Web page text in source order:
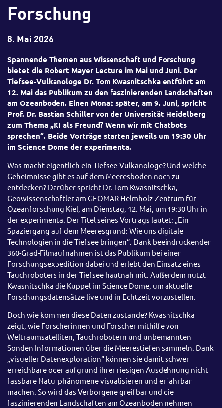
Forschung
8. Mai 2026
Spannende Themen aus Wissenschaft und Forschung
bietet die Robert Mayer Lecture im Mai und Juni. Der
Tiefsee-Vulkanologe Dr. Tom Kwasnitschka entführt am
12. Mai das Publikum zu den faszinierenden Landschaften
am Ozeanboden. Einen Monat später, am 9. Juni, spricht
Prof. Dr. Bastian Schiller von der Universität Heidelberg
zum Thema „KI als Freund? Wenn wir mit Chatbots
sprechen“. Beide Vorträge starten jeweils um 19:30 Uhr
im Science Dome der experimenta.
Was macht eigentlich ein Tiefsee-Vulkanologe? Und welche
Geheimnisse gibt es auf dem Meeresboden noch zu
entdecken? Darüber spricht Dr. Tom Kwasnitschka,
Geowissenschaftler am GEOMAR Helmholz-Zentrum für
Ozeanforschung Kiel, am Dienstag, 12. Mai, um 19:30 Uhr in
der experimenta. Der Titel seines Vortrags lautet: „Ein
Spaziergang auf dem Meeresgrund: Wie uns digitale
Technologien in die Tiefsee bringen“. Dank beeindruckender
360-Grad-Filmaufnahmen ist das Publikum bei einer
Forschungsexpedition dabei und erlebt den Einsatz eines
Tauchroboters in der Tiefsee hautnah mit. Außerdem nutzt
Kwasnitschka die Kuppel im Science Dome, um aktuelle
Forschungsdatensätze live und in Echtzeit vorzustellen.
Doch wie kommen diese Daten zustande? Kwasnitschka
zeigt, wie Forscherinnen und Forscher mithilfe von
Weltraumsatelliten, Tauchrobotern und unbemannten
Sonden Informationen über die Meerestiefen sammeln. Dank
„visueller Datenexploration“ können sie damit schwer
erreichbare oder aufgrund ihrer riesigen Ausdehnung nicht
fassbare Naturphänomene visualisieren und erfahrbar
machen. So wird das Verborgene greifbar und die
faszinierenden Landschaften am Ozeanboden nehmen